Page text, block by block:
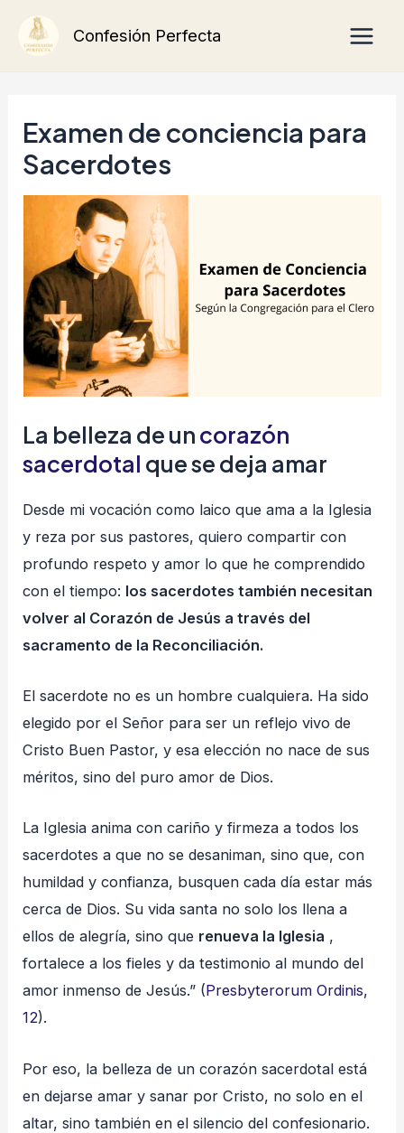
Confesión Perfecta
Examen de conciencia para
Sacerdotes
La belleza de uncorazón
sacerdotal que se deja amar
Desde mi vocación como laico que ama a la Iglesia
y reza por sus pastores, quiero compartir con
profundo respeto y amor lo que he comprendido
con el tiempo: los sacerdotes también necesitan
volver al Corazón de Jesús a través del
sacramento de la Reconciliación.
El sacerdote no es un hombre cualquiera. Ha sido
elegido por el Señor para ser un reflejo vivo de
Cristo Buen Pastor, y esa elección no nace de sus
méritos, sino del puro amor de Dios.
La Iglesia anima con cariño y firmeza a todos los
sacerdotes a que no se desaniman, sino que, con
humildad y confianza, busquen cada día estar más
cerca de Dios. Su vida santa no solo los llena a
ellos de alegría, sino que renueva la Iglesia ,
fortalece a los fieles y da testimonio al mundo del
amor inmenso de Jesús.” (Presbyterorum Ordinis,
12).
Por eso, la belleza de un corazón sacerdotal está
en dejarse amar y sanar por Cristo, no solo en el
altar, sino también en el silencio del confesionario.